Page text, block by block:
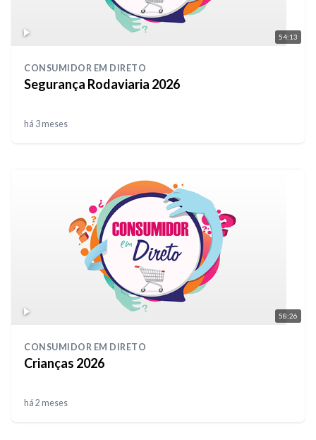
54:13
CONSUMIDOR EM DIRETO
Segurança Rodaviaria 2026
há 3 meses
58:26
CONSUMIDOR EM DIRETO
Crianças 2026
há 2 meses